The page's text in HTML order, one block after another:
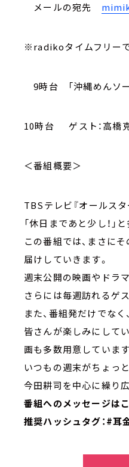
メールの宛先
※radikoタイムフリーで
9時台 「沖縄めんソ
10時台 ゲスト：高
＜番組概要＞
TBSテレビ『オールス
「休日まであと少し！」
この番組では、まさに
届けしていきます。
週末公開の映画やドラ
さらには毎週訪れるゲ
また、番組発だけでなく
皆さんが楽しみにして
画も多数用意しています
いつもの週末がちょっ
今田耕司を中心に繰り
番組へのメッセージ
推奨ハッシュタグ：#耳